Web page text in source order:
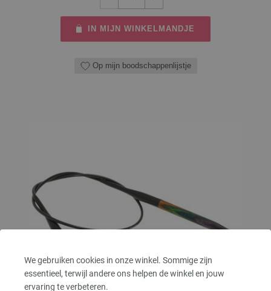
We gebruiken cookies in onze winkel. Sommige zijn
essentieel, terwijl andere ons helpen de winkel en jouw
ervaring te verbeteren.
IN MIJN WINKELMANDJE
Op mijn boodschappenlijstje